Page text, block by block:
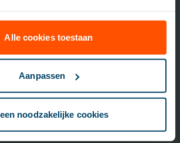
Alle cookies toestaan
Aanpassen
noodzakelijke cookies
Plan
Lijfrente